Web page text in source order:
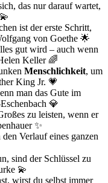
das nur darauf wartet,
ist der erste Schritt,
von Goethe 🌟
gut wird – auch wenn
Keller 🌈
Menschlichkeit, um
King Jr. 💗
man das Gute im
💎
zu leisten, wenn er
✨
Verlauf eines ganzen
sind der Schlüssel zu
💫
wirst du selbst immer